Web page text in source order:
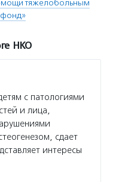
тяжелобольным
НКО
с патологиями
и лица,
сдает
интересы